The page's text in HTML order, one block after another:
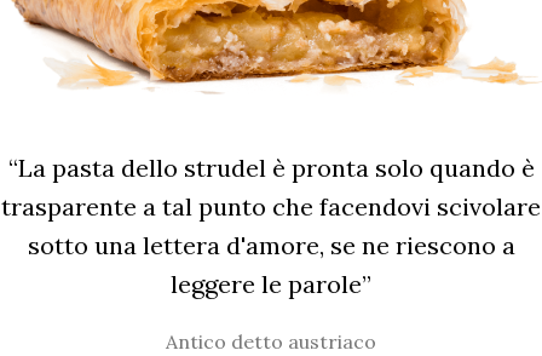
“La pasta dello strudel è pronta solo quando è
trasparente a tal punto che facendovi scivolare
sotto una lettera d'amore, se ne riescono a
leggere le parole”
Antico detto austriaco